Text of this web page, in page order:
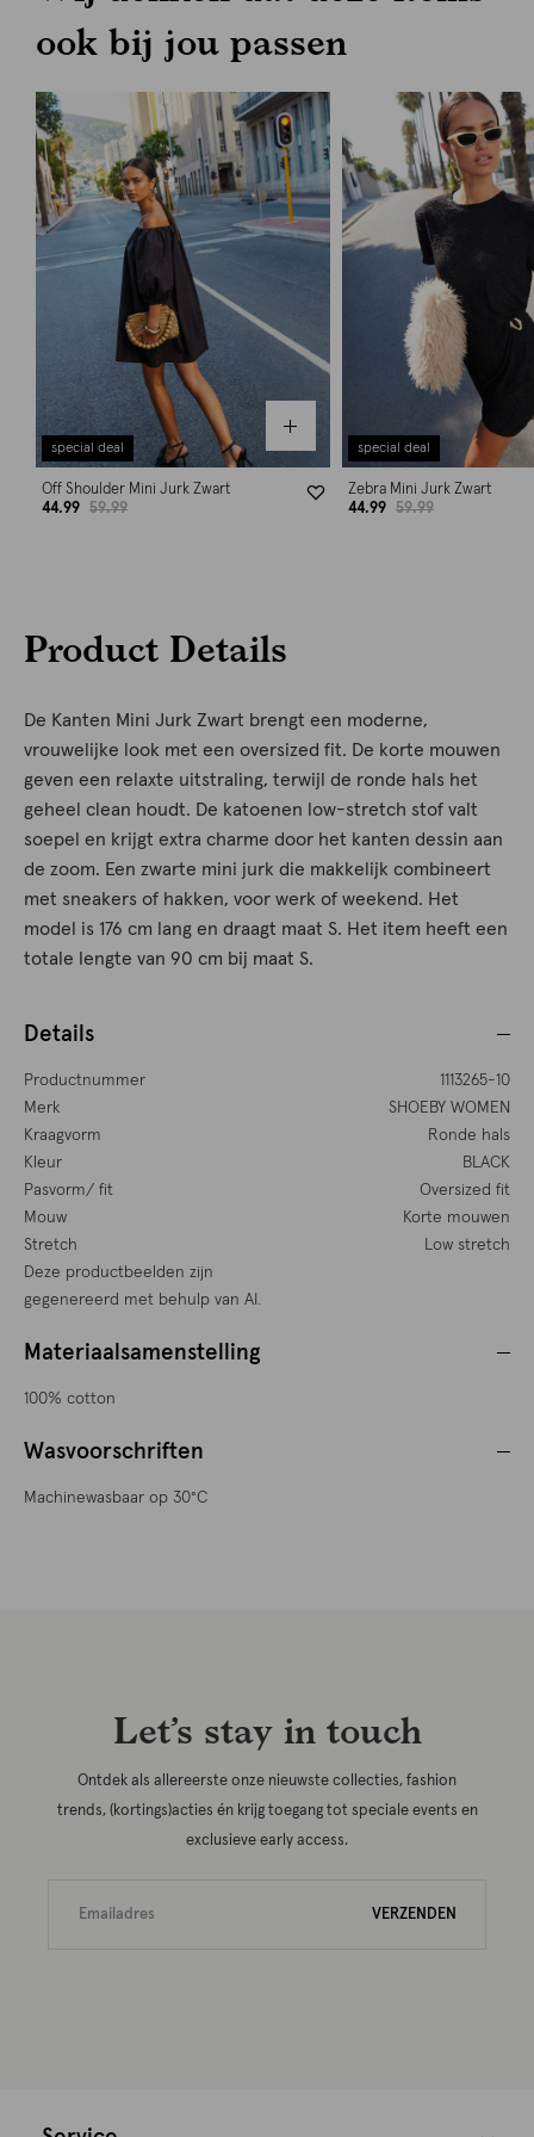
ook bij jou passen
special deal
Off Shoulder Mini Jurk Zwart
44.99
59.99
special deal
Zebra Mini Jurk Zwart
44.99
59.99
Product Details
De Kanten Mini Jurk Zwart brengt een moderne,
vrouwelijke look met een oversized fit. De korte mouwen
geven een relaxte uitstraling, terwijl de ronde hals het
geheel clean houdt. De katoenen low-stretch stof valt
soepel en krijgt extra charme door het kanten dessin aan
de zoom. Een zwarte mini jurk die makkelijk combineert
met sneakers of hakken, voor werk of weekend. Het
model is 176 cm lang en draagt maat S. Het item heeft een
totale lengte van 90 cm bij maat S.
Details
Productnummer
1113265-10
Merk
SHOEBY WOMEN
Kraagvorm
Ronde hals
Kleur
BLACK
Pasvorm/ fit
Oversized fit
Mouw
Korte mouwen
Stretch
Low stretch
Deze productbeelden zijn
gegenereerd met behulp van AI.
Materiaalsamenstelling
100% cotton
Wasvoorschriften
Machinewasbaar op 30°C
Let’s stay in touch
Ontdek als allereerste onze nieuwste collecties, fashion
trends, (kortings)acties én krijg toegang tot speciale events en
exclusieve early access.
VERZENDEN